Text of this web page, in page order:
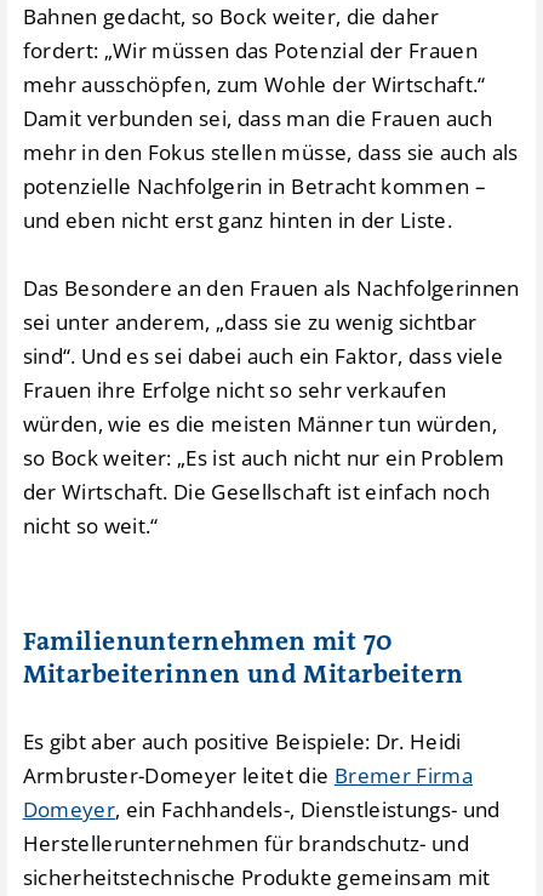
Bahnen gedacht, so Bock weiter, die daher
fordert: „Wir müssen das Potenzial der Frauen
mehr ausschöpfen, zum Wohle der Wirtschaft.“
Damit verbunden sei, dass man die Frauen auch
mehr in den Fokus stellen müsse, dass sie auch als
potenzielle Nachfolgerin in Betracht kommen –
und eben nicht erst ganz hinten in der Liste.
Das Besondere an den Frauen als Nachfolgerinnen
sei unter anderem, „dass sie zu wenig sichtbar
sind“. Und es sei dabei auch ein Faktor, dass viele
Frauen ihre Erfolge nicht so sehr verkaufen
würden, wie es die meisten Männer tun würden,
so Bock weiter: „Es ist auch nicht nur ein Problem
der Wirtschaft. Die Gesellschaft ist einfach noch
nicht so weit.“
Familienunternehmen mit 70
Mitarbeiterinnen und Mitarbeitern
Es gibt aber auch positive Beispiele: Dr. Heidi
Armbruster-Domeyer leitet die Bremer Firma
Domeyer, ein Fachhandels-, Dienstleistungs- und
Herstellerunternehmen für brandschutz- und
sicherheitstechnische Produkte gemeinsam mit